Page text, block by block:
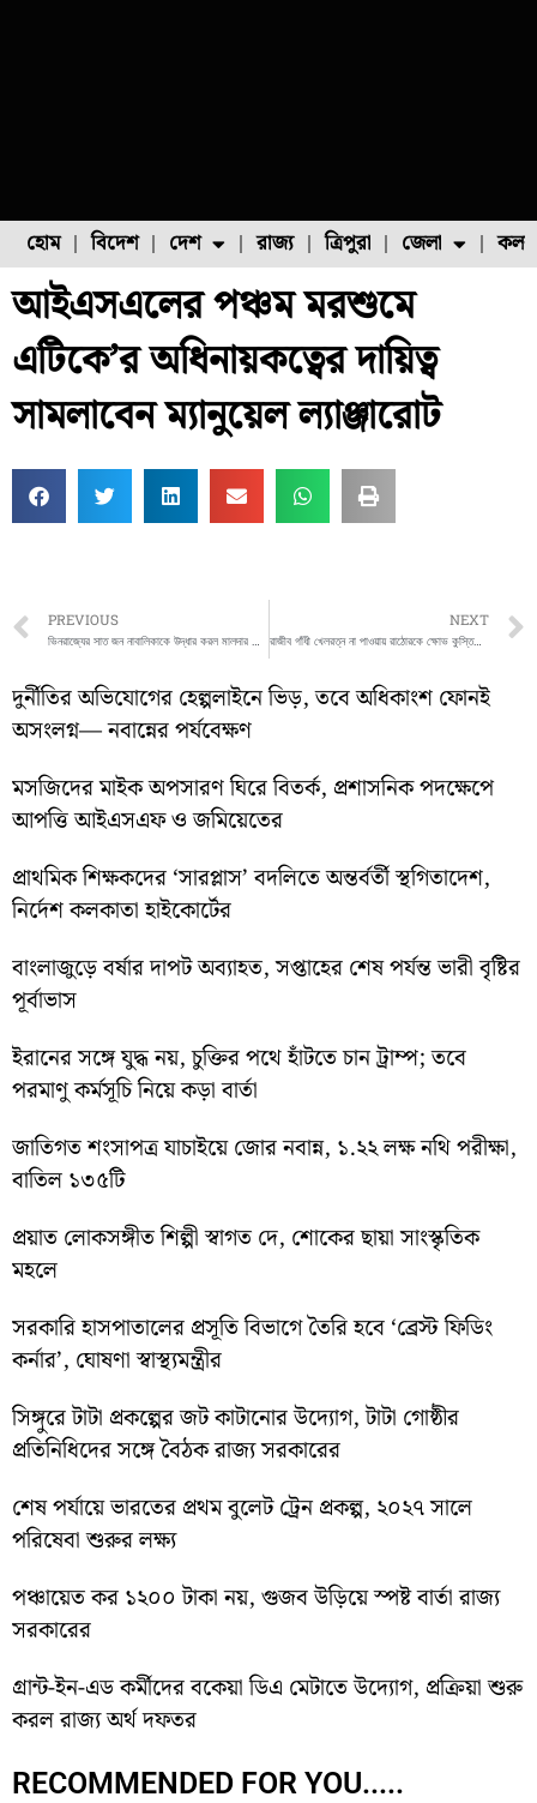
হোম বিদেশ দেশ
ফুল চাষ ফল চাষ মাছ চাষ
রাজ্য ত্রিপুরা জেলা
আইএসএলের পঞ্চম মরশুমে
এটিকে’র অধিনায়কত্বের দায়িত্ব
সামলাবেন ম্যানুয়েল ল্যাঞ্জারোট
Prev
PREVIOUS
ভিনরাজ্যের সাত জন নাবালিকাকে উদ্ধার করল মালদার ইংরেজবাজার থানার পুলিশ
NEXT
রাজীব গাঁধী খেলরত্ন না পাওয়ায় রাঠোরকে ক্ষোভ কুস্তিগীর বজরঙের, আদালতে যাওয়ার হুঁশিয়ারি
দুর্নীতির অভিযোগের হেল্পলাইনে ভিড়, তবে অধিকাংশ ফোনই
অসংলগ্ন— নবান্নের পর্যবেক্ষণ
মসজিদের মাইক অপসারণ ঘিরে বিতর্ক, প্রশাসনিক পদক্ষেপে
আপত্তি আইএসএফ ও জমিয়েতের
প্রাথমিক শিক্ষকদের ‘সারপ্লাস’ বদলিতে অন্তর্বর্তী স্থগিতাদেশ,
নির্দেশ কলকাতা হাইকোর্টের
বাংলাজুড়ে বর্ষার দাপট অব্যাহত, সপ্তাহের শেষ পর্যন্ত ভারী বৃষ্টির
পূর্বাভাস
ইরানের সঙ্গে যুদ্ধ নয়, চুক্তির পথে হাঁটতে চান ট্রাম্প; তবে
পরমাণু কর্মসূচি নিয়ে কড়া বার্তা
জাতিগত শংসাপত্র যাচাইয়ে জোর নবান্ন, ১.২২ লক্ষ নথি পরীক্ষা,
বাতিল ১৩৫টি
প্রয়াত লোকসঙ্গীত শিল্পী স্বাগত দে, শোকের ছায়া সাংস্কৃতিক
মহলে
সরকারি হাসপাতালের প্রসূতি বিভাগে তৈরি হবে ‘ব্রেস্ট ফিডিং
কর্নার’, ঘোষণা স্বাস্থ্যমন্ত্রীর
সিঙ্গুরে টাটা প্রকল্পের জট কাটানোর উদ্যোগ, টাটা গোষ্ঠীর
প্রতিনিধিদের সঙ্গে বৈঠক রাজ্য সরকারের
শেষ পর্যায়ে ভারতের প্রথম বুলেট ট্রেন প্রকল্প, ২০২৭ সালে
পরিষেবা শুরুর লক্ষ্য
পঞ্চায়েত কর ১২০০ টাকা নয়, গুজব উড়িয়ে স্পষ্ট বার্তা রাজ্য
সরকারের
গ্রান্ট-ইন-এড কর্মীদের বকেয়া ডিএ মেটাতে উদ্যোগ, প্রক্রিয়া শুরু
করল রাজ্য অর্থ দফতর
RECOMMENDED FOR YOU.....